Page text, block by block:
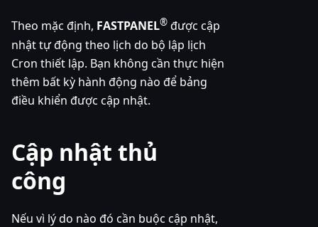
Theo mặc định, FASTPANEL® được cập
nhật tự động theo lịch do bộ lập lịch
Cron thiết lập. Bạn không cần thực hiện
thêm bất kỳ hành động nào để bảng
điều khiển được cập nhật.
Cập nhật thủ
công
Nếu vì lý do nào đó cần buộc cập nhật,